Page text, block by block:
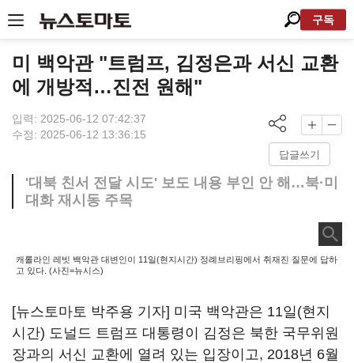
구독
미 백악관 "트럼프, 김정은과 서신 교환
에 개방적…진전 원해"
입력: 2025-06-12 07:42:37
수정: 2025-06-12 13:36:15
답글쓰기
'대북 친서 전달 시도' 보도 내용 부인 안 해…북·미
대화 재시동 주목
캐롤라인 레빗 백악관 대변인이 11일(현지시간) 정례브리핑에서 취재진 질문에 답하
고 있다. (사진=뉴시스)
[뉴스토마토 박주용 기자] 미국 백악관은 11일(현지
시간) 도널드 트럼프 대통령이 김정은 북한 국무위원
장과의 서신 교환에 열려 있는 입장이고, 2018년 6월